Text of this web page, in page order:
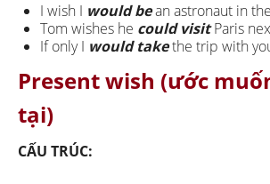
I wish I would bean astronaut in
Tom wishes he could visitParis
If only I would takethe trip with
Present wish (ước
tại)
CẤU TRÚC: